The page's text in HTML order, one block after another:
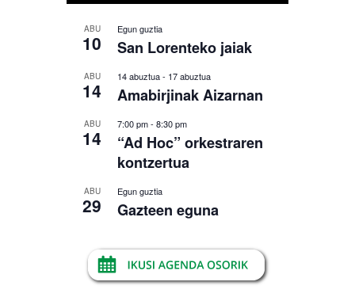
ABU
10
Egun guztia
San Lorenteko jaiak
ABU
14
14 abuztua- 17 abuztua
Amabirjinak Aizarnan
ABU
14
7:00 pm- 8:30 pm
“Ad Hoc” orkestraren
kontzertua
ABU
29
Egun guztia
Gazteen eguna